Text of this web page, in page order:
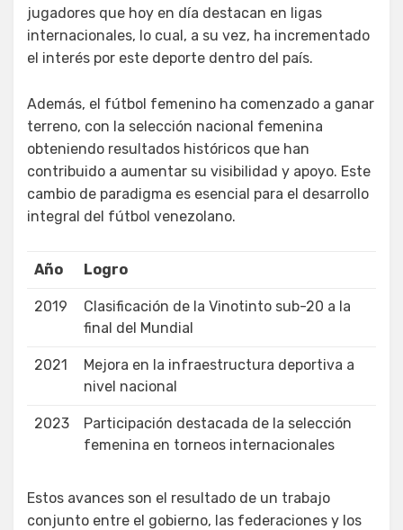
jugadores que hoy en día destacan en ligas
internacionales, lo cual, a su vez, ha incrementado
el interés por este deporte dentro del país.
Además, el fútbol femenino ha comenzado a ganar
terreno, con la selección nacional femenina
obteniendo resultados históricos que han
contribuido a aumentar su visibilidad y apoyo. Este
cambio de paradigma es esencial para el desarrollo
integral del fútbol venezolano.
Año Logro
2019
Clasificación de la Vinotinto sub-20 a la
final del Mundial
2021
Mejora en la infraestructura deportiva a
nivel nacional
2023
Participación destacada de la selección
femenina en torneos internacionales
Estos avances son el resultado de un trabajo
conjunto entre el gobierno, las federaciones y los